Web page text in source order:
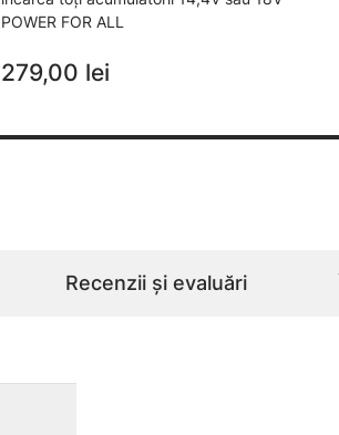
POWER FOR ALL
279,00 lei
Recenzii și evaluări